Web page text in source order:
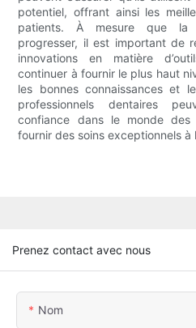
potentiel, offrant ainsi les
patients. À mesure que la
progresser, il est important de
innovations en matière
continuer à fournir le plus haut
les bonnes connaissances et
professionnels dentaires
confiance dans le monde
fournir des soins exceptionnels à
Prenez contact avec nous
Nom